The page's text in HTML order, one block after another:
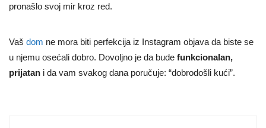
pronašlo svoj mir kroz red.
Vaš dom ne mora biti perfekcija iz Instagram objava da biste se
u njemu osećali dobro. Dovoljno je da bude funkcionalan,
prijatan i da vam svakog dana poručuje: “dobrodošli kući”.